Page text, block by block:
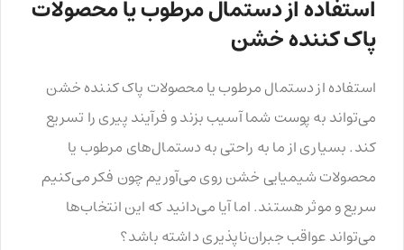
استفاده از دستمال مرطوب یا محصولات
پاک کننده خشن
استفاده از دستمال مرطوب یا محصولات پاک کننده خشن
می‌تواند به پوست شما آسیب بزند و فرآیند پیری را تسریع
کند. بسیاری از ما به راحتی به دستمال‌های مرطوب یا
محصولات شیمیایی خشن روی می‌آوریم چون فکر می‌کنیم
سریع و موثر هستند. اما آیا می‌دانید که این انتخاب‌ها
می‌تواند عواقب جبران‌ناپذیری داشته باشد؟